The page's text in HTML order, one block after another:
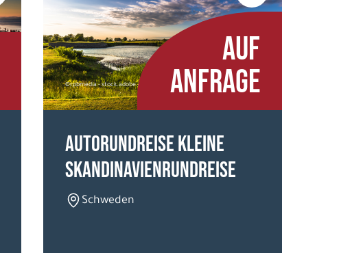
©rpbmedia - stock.adobe.com
AUF
ANFRAGE
Autorundreise Kleine
Skandinavienrundreise
Schweden